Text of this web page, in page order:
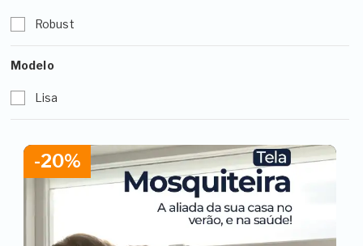
Robust
Modelo
Lisa
-20%